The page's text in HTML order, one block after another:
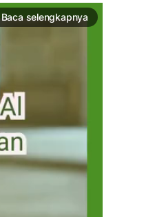
Baca selengkapnya